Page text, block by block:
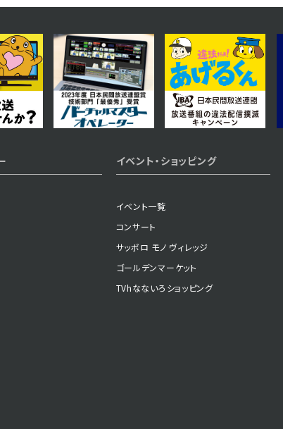
イベント・ショッピング
イベント一覧
コンサート
サッポロ モノ ヴィレッジ
ゴールデンマーケット
TVhなないろショッピング